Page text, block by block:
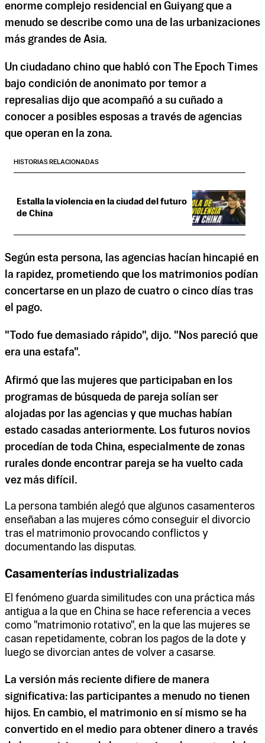
enorme complejo residencial en Guiyang que a
menudo se describe como una de las urbanizaciones
más grandes de Asia.
Un ciudadano chino que habló con The Epoch Times
bajo condición de anonimato por temor a
represalias dijo que acompañó a su cuñado a
conocer a posibles esposas a través de agencias
que operan en la zona.
HISTORIAS RELACIONADAS
Estalla la violencia en la ciudad del futuro
de China
Según esta persona, las agencias hacían hincapié en
la rapidez, prometiendo que los matrimonios podían
concertarse en un plazo de cuatro o cinco días tras
el pago.
"Todo fue demasiado rápido", dijo. "Nos pareció que
era una estafa".
Afirmó que las mujeres que participaban en los
programas de búsqueda de pareja solían ser
alojadas por las agencias y que muchas habían
estado casadas anteriormente. Los futuros novios
procedían de toda China, especialmente de zonas
rurales donde encontrar pareja se ha vuelto cada
vez más difícil.
La persona también alegó que algunos casamenteros
enseñaban a las mujeres cómo conseguir el divorcio
tras el matrimonio provocando conflictos y
documentando las disputas.
Casamenterías industrializadas
El fenómeno guarda similitudes con una práctica más
antigua a la que en China se hace referencia a veces
como "matrimonio rotativo", en la que las mujeres se
casan repetidamente, cobran los pagos de la dote y
luego se divorcian antes de volver a casarse.
La versión más reciente difiere de manera
significativa: las participantes a menudo no tienen
hijos. En cambio, el matrimonio en sí mismo se ha
convertido en el medio para obtener dinero a través